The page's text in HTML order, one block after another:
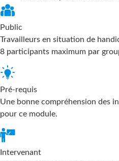
Public
Travailleurs en situation de
8 participants maximum par
Pré-requis
Une bonne compréhension des
pour ce module.
Intervenant